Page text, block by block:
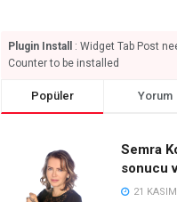
Plugin Install
: Widget Tab Post
Counter to be installed
Popüler Yorum
Semra
sonucu
21